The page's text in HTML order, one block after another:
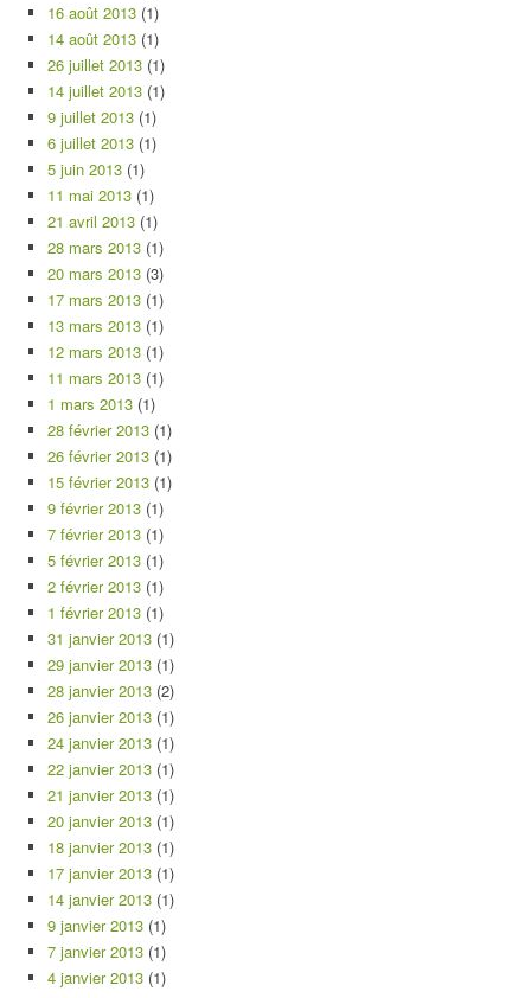
16 août 2013 (1)
14 août 2013 (1)
26 juillet 2013 (1)
14 juillet 2013 (1)
9 juillet 2013 (1)
6 juillet 2013 (1)
5 juin 2013 (1)
11 mai 2013 (1)
21 avril 2013 (1)
28 mars 2013 (1)
20 mars 2013 (3)
17 mars 2013 (1)
13 mars 2013 (1)
12 mars 2013 (1)
11 mars 2013 (1)
1 mars 2013 (1)
28 février 2013 (1)
26 février 2013 (1)
15 février 2013 (1)
9 février 2013 (1)
7 février 2013 (1)
5 février 2013 (1)
2 février 2013 (1)
1 février 2013 (1)
31 janvier 2013 (1)
29 janvier 2013 (1)
28 janvier 2013 (2)
26 janvier 2013 (1)
24 janvier 2013 (1)
22 janvier 2013 (1)
21 janvier 2013 (1)
20 janvier 2013 (1)
18 janvier 2013 (1)
17 janvier 2013 (1)
14 janvier 2013 (1)
9 janvier 2013 (1)
7 janvier 2013 (1)
4 janvier 2013 (1)